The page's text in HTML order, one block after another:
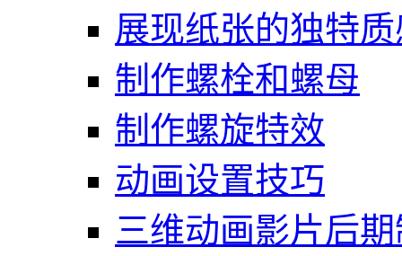
展现纸张的独特
制作螺栓和螺母
制作螺旋特效
动画设置技巧
三维动画影片后